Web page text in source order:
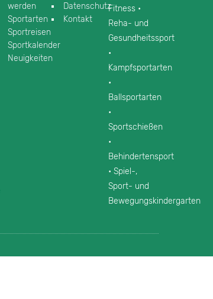
werden
Sportarten
Sportreisen
Sportkalender
Neuigkeiten
Datenschutz
Kontakt
Fitness •
Reha- und
Gesundheitssport
•
Kampfsportarten
•
Ballsportarten
•
Sportschießen
•
Behindertensport
• Spiel-,
Sport- und
Bewegungskindergarten